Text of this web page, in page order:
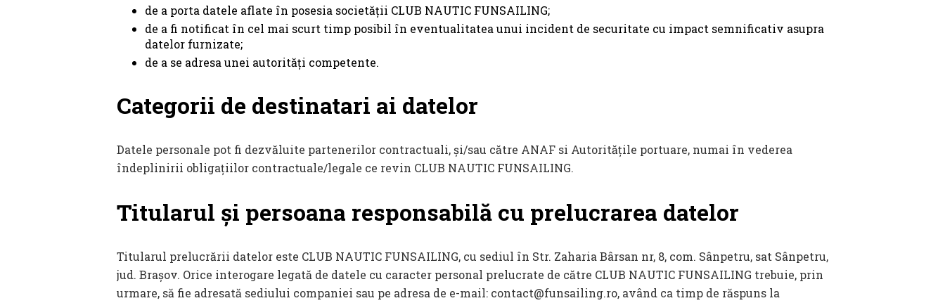
de a porta datele aflate în posesia societății CLUB NAUTIC FUNSAILING;
de a fi notificat în cel mai scurt timp posibil în eventualitatea unui incident de securitate cu impact semnificativ asupra
datelor furnizate;
de a se adresa unei autorități competente.
Categorii de destinatari ai datelor
Datele personale pot fi dezvăluite partenerilor contractuali, și/sau către ANAF si Autoritățile portuare, numai în vederea
îndeplinirii obligațiilor contractuale/legale ce revin CLUB NAUTIC FUNSAILING.
Titularul și persoana responsabilă cu prelucrarea datelor
Titularul prelucrării datelor este CLUB NAUTIC FUNSAILING, cu sediul în Str. Zaharia Bârsan nr, 8, com. Sânpetru, sat Sânpetru,
jud. Brașov. Orice interogare legată de datele cu caracter personal prelucrate de către CLUB NAUTIC FUNSAILING trebuie, prin
urmare, să fie adresată sediului companiei sau pe adresa de e-mail: contact@funsailing.ro, având ca timp de răspuns la